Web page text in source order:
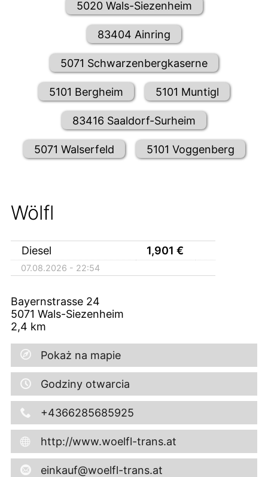
5020 Wals-Siezenheim
83404 Ainring
5071 Schwarzenbergkaserne
5101 Bergheim 5101 Muntigl
83416 Saaldorf-Surheim
5071 Walserfeld 5101 Voggenberg
Wölfl
Diesel 1,901 €
07.08.2026 - 22:54
Bayernstrasse 24
5071 Wals-Siezenheim
2,4 km
Pokaż na mapie
Godziny otwarcia
+4366285685925
http://www.woelfl-trans.at
einkauf@woelfl-trans.at